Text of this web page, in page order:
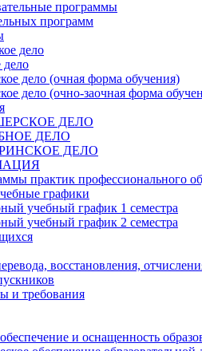
программы
программ
дело
дело
дело (очная форма обучения)
дело (очно-заочная форма
ДЕЛО
ДЕЛО
ДЕЛО
практик профессионального
графики
учебный график 1 семестра
учебный график 2 семестра
восстановления,
и требования
и оснащенность